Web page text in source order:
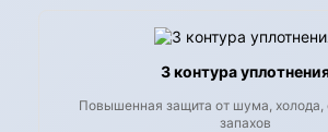
3 контура
Повышенная защита от шума, холода,
запахов